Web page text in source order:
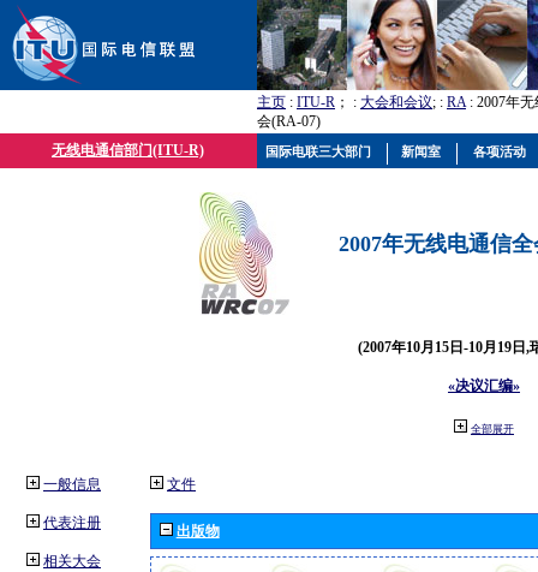
主页 : ITU-R ； : 大会和会议; : RA: 2007年
会(RA-07)
无线电通信部门(ITU-R)
2007年无线电通信
(2007年10月15日-10月19日,
«决议汇编»
全部展开
一般信息
代表注册
相关大会
文件
出版物
国际电联三大部门 新闻室 各项活动